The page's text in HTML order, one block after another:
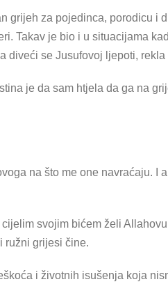
grijeh za pojedinca, porodicu i
Takav je bio i u situacijama
diveći se Jusufovoj ljepoti, rekla
je da sam htjela da ga na
na što me one navraćaju.
svojim bićem želi
ružni grijesi čine.
i životnih isušenja koja